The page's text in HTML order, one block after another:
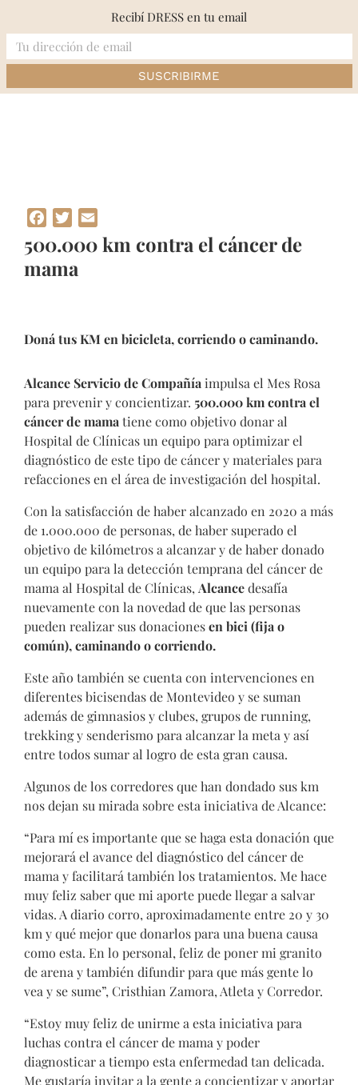
content
500.000 km contra el cáncer de mama
Facebook
Twitter
500.000 km contra el cáncer de
mama
Doná tus KM en bicicleta, corriendo o caminando.
Alcance Servicio de Compañía impulsa el Mes Rosa
para prevenir y concientizar. 500.000 km contra el
cáncer de mama tiene como objetivo donar al
Hospital de Clínicas un equipo para optimizar el
diagnóstico de este tipo de cáncer y materiales para
refacciones en el área de investigación del hospital.
Con la satisfacción de haber alcanzado en 2020 a más
de 1.000.000 de personas, de haber superado el
objetivo de kilómetros a alcanzar y de haber donado
un equipo para la detección temprana del cáncer de
mama al Hospital de Clínicas, Alcancedesafía
nuevamente con la novedad de que las personas
pueden realizar sus donacionesen bici (fija o
común), caminando o corriendo.
Este año también se cuenta con intervenciones en
diferentes bicisendas de Montevideo y se suman
además de gimnasios y clubes, grupos de running,
trekking y senderismo para alcanzar la meta y así
entre todos sumar al logro de esta gran causa.
Algunos de los corredores que han dondado sus km
nos dejan su mirada sobre esta iniciativa de Alcance:
“Para mí es importante que se haga esta donación que
mejorará el avance del diagnóstico del cáncer de
mama y facilitará también los tratamientos. Me hace
muy feliz saber que mi aporte puede llegar a salvar
vidas. A diario corro, aproximadamente entre 20 y 30
km y qué mejor que donarlos para una buena causa
como esta. En lo personal, feliz de poner mi granito
de arena y también difundir para que más gente lo
vea y se sume”, Cristhian Zamora, Atleta y Corredor.
“Estoy muy feliz de unirme a esta iniciativa para
luchas contra el cáncer de mama y poder
diagnosticar a tiempo esta enfermedad tan delicada.
Me gustaría invitar a la gente a concientizar y aportar
Recibí DRESS en tu email